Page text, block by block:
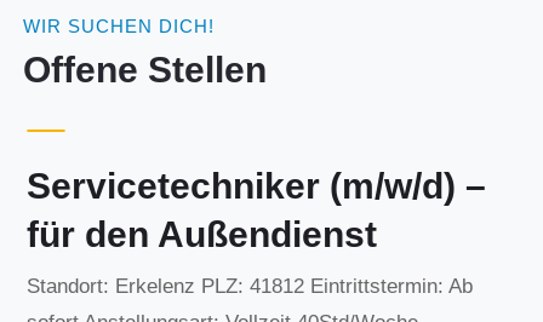
WIR SUCHEN DICH!
Offene Stellen
Servicetechniker (m/w/d) –
für den Außendienst
Standort: Erkelenz PLZ: 41812 Eintrittstermin: Ab